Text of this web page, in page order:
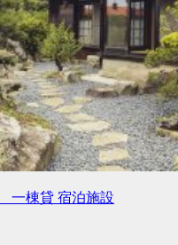
一棟貸 宿泊施設